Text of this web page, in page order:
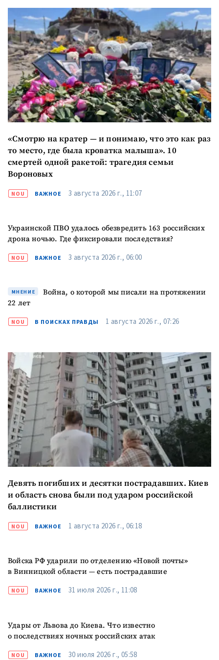
ПОДДЕРЖАТЬ
«Смотрю на кратер — и понимаю, что это как раз
то место, где была кроватка малыша». 10
смертей одной ракетой: трагедия семьи
Вороновых
NOU ВАЖНОЕ 3 августа 2026 г., 11:07
Украинской ПВО удалось обезвредить 163 российских
дрона ночью. Где фиксировали последствия?
NOU ВАЖНОЕ 3 августа 2026 г., 06:00
МНЕНИЕ
Война, о которой мы писали на протяжении
22 лет
NOU В ПОИСКАХ ПРАВДЫ 1 августа 2026 г., 07:26
Девять погибших и десятки пострадавших. Киев
и область снова были под ударом российской
баллистики
NOU ВАЖНОЕ 1 августа 2026 г., 06:18
Войска РФ ударили по отделению «Новой почты»
в Винницкой области — есть пострадавшие
NOU ВАЖНОЕ 31 июля 2026 г., 11:08
Удары от Львова до Киева. Что известно
о последствиях ночных российских атак
NOU ВАЖНОЕ 30 июля 2026 г., 05:58
Текст новости
+ Добавить текст
новости
КОНТАКТНЫЙ ИСТОЧНИК
Анонимный источник
Имя + Моё имя
Электронная почта
Телефон
Я прочитал(а) и согласен(на)
ОТПРАВИТЬ НОВОСТЬ